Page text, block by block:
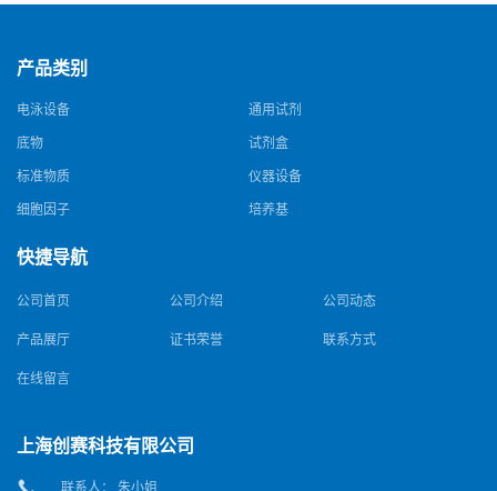
产品类别
电泳设备 通用试剂
底物 试剂盒
标准物质 仪器设备
细胞因子 培养基
快捷导航
公司首页 公司介绍 公司动态
产品展厅 证书荣誉 联系方式
在线留言
上海创赛科技有限公司
联系人： 朱小姐